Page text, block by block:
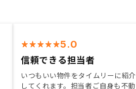
5.0
信頼できる担当者
いつもいい物件をタイムリーに紹介
してくれます。担当者ご自身も不動